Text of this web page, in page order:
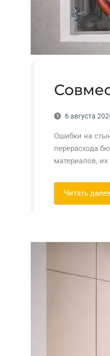
6 августа
Ошибки на
перерасхода
материалов,
Читать